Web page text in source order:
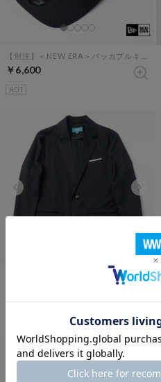
￥6,600
HOT
Bizテーラードジャケット （ダークネイビー）